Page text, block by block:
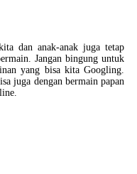
dan anak-anak juga tetap
Jangan bingung untuk
yang bisa kita Googling.
juga dengan bermain papan